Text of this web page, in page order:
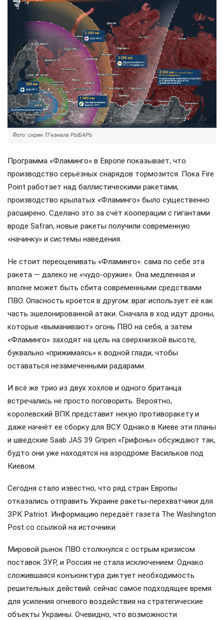
Фото: скрин ТГ-канала РЫБАРЬ
Программа «Фламинго» в Европе показывает, что
производство серьёзных снарядов тормозится. Пока Fire
Point работает над баллистическими ракетами,
производство крылатых «Фламинго» было существенно
расширено. Сделано это за счёт кооперации с гигантами
вроде Safran, новые ракеты получили современную
«начинку» и системы наведения.
Не стоит переоценивать «Фламинго»: сама по себе эта
ракета — далеко не «чудо-оружие». Она медленная и
вполне может быть сбита современными средствами
ПВО. Опасность кроется в другом: враг использует её как
часть эшелонированной атаки. Сначала в ход идут дроны,
которые «выманивают» огонь ПВО на себя, а затем
«Фламинго» заходят на цель на сверхнизкой высоте,
буквально «прижимаясь» к водной глади, чтобы
оставаться незамеченными радарами.
И всё же трио из двух хохлов и одного британца
встречались не просто поговорить. Вероятно,
королевский ВПК представит некую противоракету и
даже начнёт ее сборку для ВСУ. Однако в Киеве эти планы
и шведские Saab JAS 39 Gripen «Грифоны» обсуждают так,
будто они уже находятся на аэродроме Васильков под
Киевом.
Сегодня стало известно, что ряд стран Европы
отказались отправить Украине ракеты-перехватчики для
ЗРК Patriot. Информацию передаёт газета The Washington
Post со ссылкой на источники.
Мировой рынок ПВО столкнулся с острым кризисом
поставок ЗУР, и Россия не стала исключением. Однако
сложившаяся конъюнктура диктует необходимость
решительных действий: сейчас самое подходящее время
для усиления огневого воздействия на стратегические
объекты Украины. Очевидно, что возможности